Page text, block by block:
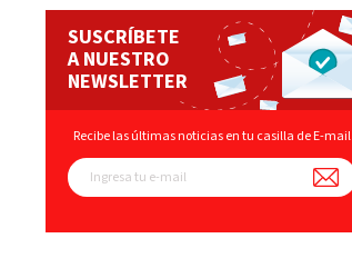
SUSCRÍBETE
A NUESTRO
NEWSLETTER
Recibe las últimas noticias en tu casilla de E-mail